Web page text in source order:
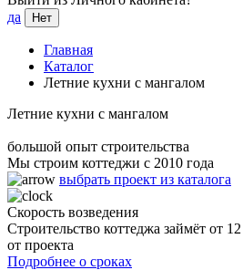
да
Нет
Главная
Каталог
Летние кухни с мангалом
Летние кухни с мангалом
большой опыт строительства
Мы строим коттеджи с 2010 года
выбрать проект из каталога
Скорость возведения
Строительство коттеджа займёт от
от проекта
Подробнее о сроках